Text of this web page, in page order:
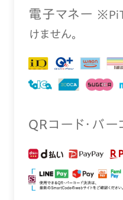
電⼦マネー
けません。
QRコード・バ